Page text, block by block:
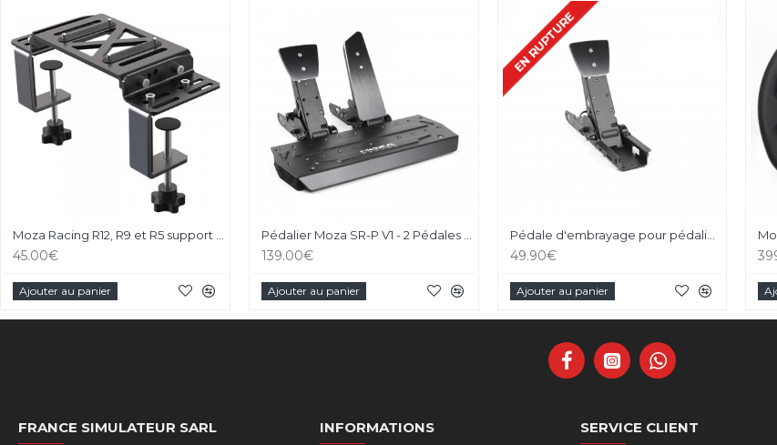
45.00€
Ajouter au panier
139.00€
Ajouter au panier
EN RUPTURE
Pédale d'embrayage pour pédalier Moza SR-P V1
49.90€
Ajouter au panier
FRANCE SIMULATEUR SARL INFORMATIONS SERVICE CLIENT